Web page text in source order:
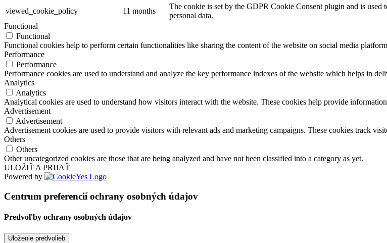
viewed_cookie_policy 11 months
The cookie is set by the GDPR Cookie Consent plugin and is used
personal data.
Functional
Functional
Functional cookies help to perform certain functionalities like sharing the content of the website on social media
Performance
Performance
Performance cookies are used to understand and analyze the key performance indexes of the website which helps in
Analytics
Analytics
Analytical cookies are used to understand how visitors interact with the website. These cookies help provide
Advertisement
Advertisement
Advertisement cookies are used to provide visitors with relevant ads and marketing campaigns. These cookies track
Others
Others
Other uncategorized cookies are those that are being analyzed and have not been classified into a category as yet.
ULOŽIŤ A PRIJAŤ
Powered by
Centrum preferencií ochrany osobných údajov
Predvoľby ochrany osobných údajov